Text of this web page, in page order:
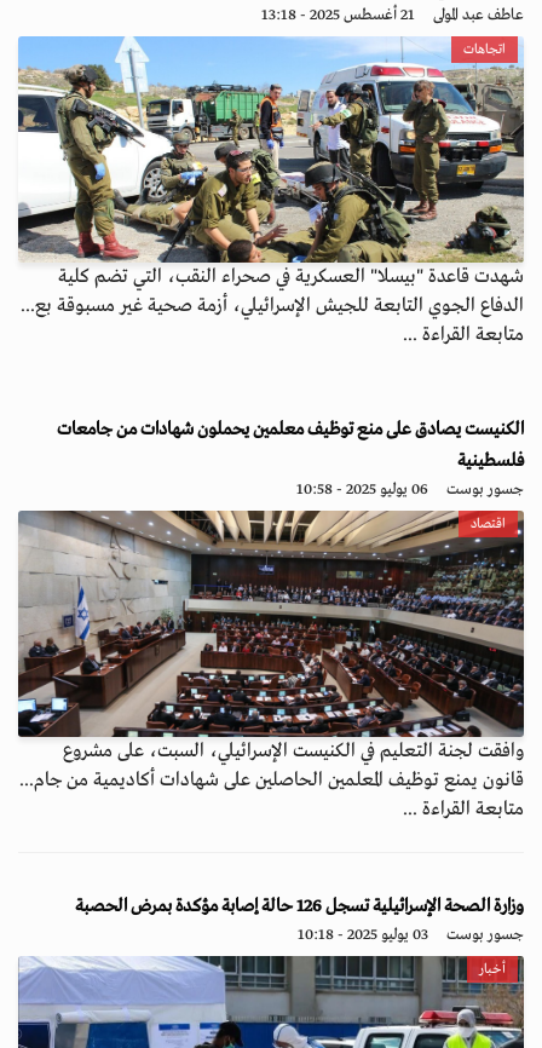
عاطف عبد المولى 21 أغسطس 2025 - 13:18
اتجاهات
شهدت قاعدة "بيسلا" العسكرية في صحراء النقب، التي تضم كلية
الدفاع الجوي التابعة للجيش الإسرائيلي، أزمة صحية غير مسبوقة بع...
متابعة القراءة ...
الكنيست يصادق على منع توظيف معلمين يحملون شهادات من جامعات
فلسطينية
جسور بوست 06 يوليو 2025 - 10:58
اقتصاد
وافقت لجنة التعليم في الكنيست الإسرائيلي، السبت، على مشروع
قانون يمنع توظيف المعلمين الحاصلين على شهادات أكاديمية من جام...
متابعة القراءة ...
وزارة الصحة الإسرائيلية تسجل 126 حالة إصابة مؤكدة بمرض الحصبة
جسور بوست 03 يوليو 2025 - 10:18
أخبار